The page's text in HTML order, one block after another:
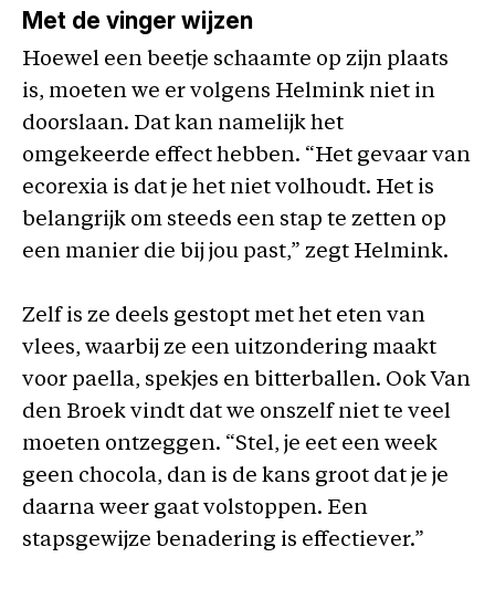
Met de vinger wijzen
Hoewel een beetje schaamte op zijn plaats
is, moeten we er volgens Helmink niet in
doorslaan. Dat kan namelijk het
omgekeerde effect hebben. “Het gevaar van
ecorexia is dat je het niet volhoudt. Het is
belangrijk om steeds een stap te zetten op
een manier die bij jou past,” zegt Helmink.
Zelf is ze deels gestopt met het eten van
vlees, waarbij ze een uitzondering maakt
voor paella, spekjes en bitterballen. Ook Van
den Broek vindt dat we onszelf niet te veel
moeten ontzeggen. “Stel, je eet een week
geen chocola, dan is de kans groot dat je je
daarna weer gaat volstoppen. Een
stapsgewijze benadering is effectiever.”